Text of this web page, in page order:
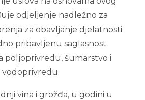
odjeljenje nadležno za
za obavljanje djelatnosti
pribavljenu saglasnost
poljoprivredu, šumarstvo i
vodoprivredu.
vina i grožđa, u godini u